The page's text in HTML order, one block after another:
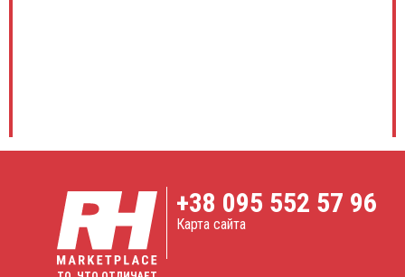
+38 095 552 57 96
Карта сайта